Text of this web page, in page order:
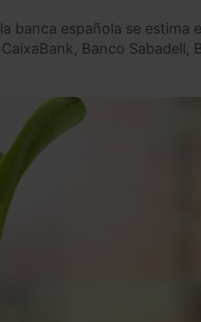
banca española se estima
Banco Sabadell,